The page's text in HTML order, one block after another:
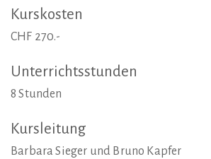
Kurskosten
CHF 270.-
Unterrichtsstunden
8 Stunden
Kursleitung
Barbara Sieger und Bruno Kapfer